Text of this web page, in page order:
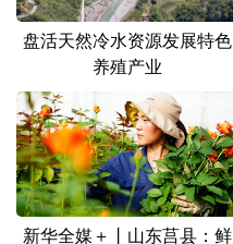
盘活天然冷水资源发展特色
养殖产业
新华全媒＋丨山东莒县：鲜